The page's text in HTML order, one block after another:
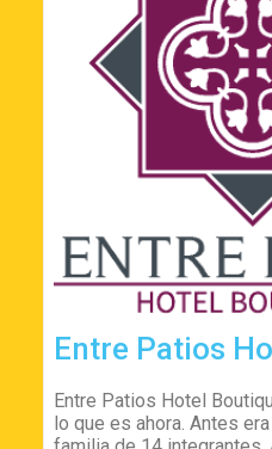
Entre Patios
Entre Patios Hotel
lo que es ahora. Antes